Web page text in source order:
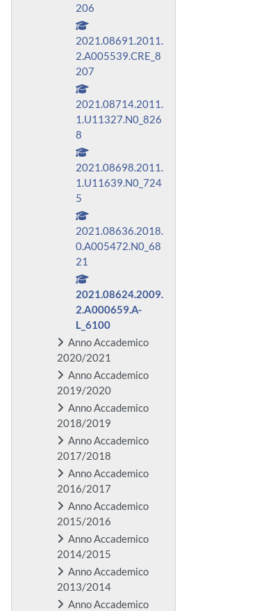
206
2021.08691.2011.
2.A005539.CRE_8
207
2021.08714.2011.
1.U11327.N0_826
8
2021.08698.2011.
1.U11639.N0_724
5
2021.08636.2018.
0.A005472.N0_68
21
2021.08624.2009.
2.A000659.A-
L_6100
Anno Accademico
2020/2021
Anno Accademico
2019/2020
Anno Accademico
2018/2019
Anno Accademico
2017/2018
Anno Accademico
2016/2017
Anno Accademico
2015/2016
Anno Accademico
2014/2015
Anno Accademico
2013/2014
Anno Accademico